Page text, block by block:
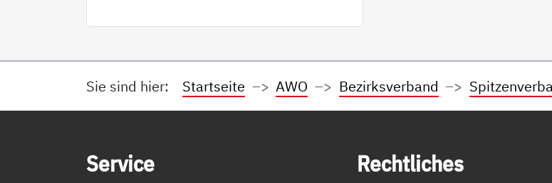
Sie sind hier: Startseite AWO Bezirksverband
Ser­vice
Recht­li­ches